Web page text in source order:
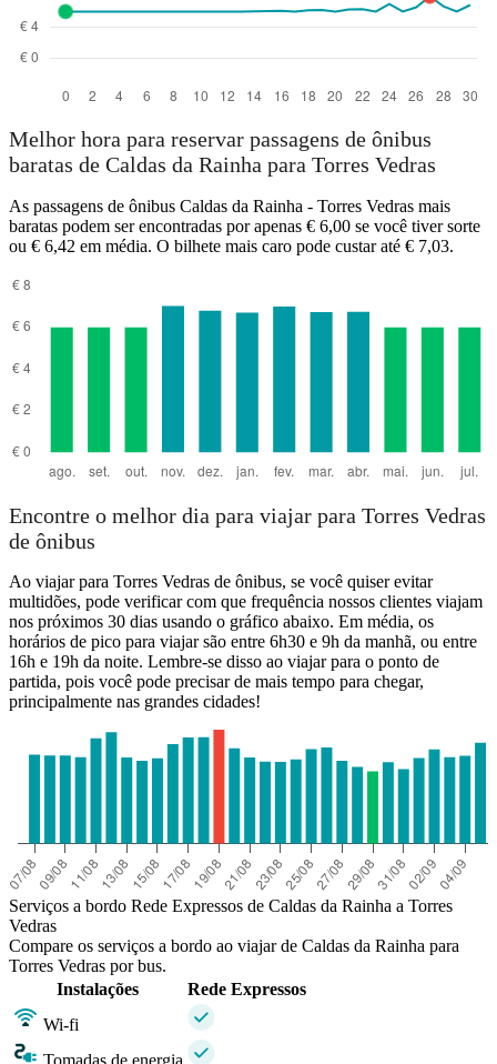
Melhor hora para reservar passagens de ônibus
baratas de Caldas da Rainha para Torres Vedras
As passagens de ônibus Caldas da Rainha - Torres Vedras mais
baratas podem ser encontradas por apenas € 6,00 se você tiver sorte
ou € 6,42 em média. O bilhete mais caro pode custar até € 7,03.
Encontre o melhor dia para viajar para Torres Vedras
de ônibus
Ao viajar para Torres Vedras de ônibus, se você quiser evitar
multidões, pode verificar com que frequência nossos clientes viajam
nos próximos 30 dias usando o gráfico abaixo. Em média, os
horários de pico para viajar são entre 6h30 e 9h da manhã, ou entre
16h e 19h da noite. Lembre-se disso ao viajar para o ponto de
partida, pois você pode precisar de mais tempo para chegar,
principalmente nas grandes cidades!
Serviços a bordo Rede Expressos de Caldas da Rainha a Torres
Vedras
Compare os serviços a bordo ao viajar de Caldas da Rainha para
Torres Vedras por bus.
Instalações
Rede Expressos
Wi-fi